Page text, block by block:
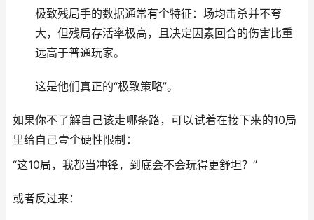
极致残局手的数据通常有个特征：场均击杀并不夸
大，但残局存活率极高，且决定因素回合的伤害比重
远高于普通玩家。
这是他们真正的“极致策略”。
如果你不了解自己该走哪条路，可以试着在接下来的10局
里给自己壹个硬性限制：
“这10局，我都当冲锋，到底会不会玩得更舒坦？”
或者反过来：